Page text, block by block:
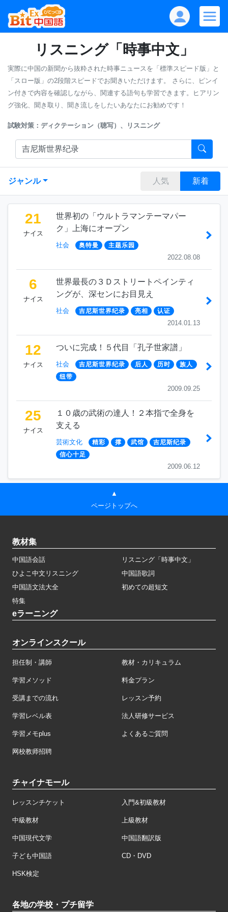
リスニング「時事中文」
実際に中国の新聞から抜粋された時事ニュースを「標準スピード版」と
「スロー版」の2段階スピードでお聞きいただけます。
さらに、ピンイ
ン付きで内容を確認しながら、関連する語句も学習できます。ヒアリン
グ強化、聞き取り、聞き流しをしたいあなたにお勧めです！
試験対策：ディクテーション（聴写）、リスニング
ジャンル 人気 新着
21
ナイス
世界初の「ウルトラマンテーマパー
ク」上海にオープン
社会 奥特曼 主题乐园
2022.08.08
6
ナイス
世界最長の３Ｄストリートペインティ
ングが、深センにお目見え
社会 吉尼斯世界纪录 亮相 认证
2014.01.13
12
ナイス
ついに完成！５代目「孔子世家譜」
社会 吉尼斯世界纪录 后人 历时
族人
纽带
2009.09.25
25
ナイス
１０歳の武術の達人！２本指で全身を
支える
芸術文化 精彩 撑 武馆
吉尼斯纪录
信心十足
2009.06.12
▲
ページトップへ
教材集
中国語会話
リスニング「時事中文」
ひよこ中文リスニング
中国語歌詞
中国語文法大全
初めての超短文
特集
eラーニング
オンラインスクール
担任制・講師 教材・カリキュラム
学習メソッド 料金プラン
受講までの流れ レッスン予約
学習レベル表 法人研修サービス
学習メモplus よくあるご質問
网校教师招聘
チャイナモール
レッスンチケット 入門&初級教材
中級教材 上級教材
中国現代文学 中国語翻訳版
子ども中国語 CD・DVD
HSK検定
各地の学校・プチ留学